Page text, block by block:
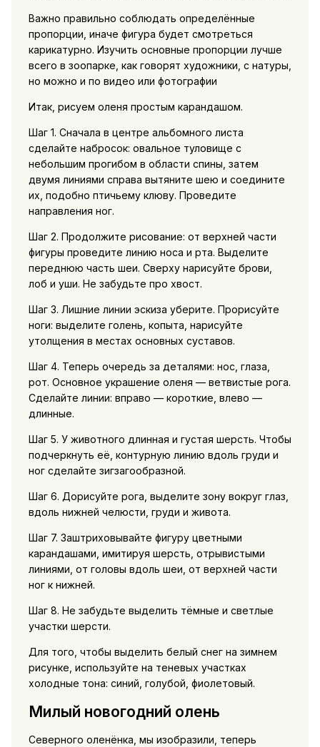
Важно правильно соблюдать определённые
пропорции, иначе фигура будет смотреться
карикатурно. Изучить основные пропорции лучше
всего в зоопарке, как говорят художники, с натуры,
но можно и по видео или фотографии
Итак, рисуем оленя простым карандашом.
Шаг 1. Сначала в центре альбомного листа
сделайте набросок: овальное туловище с
небольшим прогибом в области спины, затем
двумя линиями справа вытяните шею и соедините
их, подобно птичьему клюву. Проведите
направления ног.
Шаг 2. Продолжите рисование: от верхней части
фигуры проведите линию носа и рта. Выделите
переднюю часть шеи. Сверху нарисуйте брови,
лоб и уши. Не забудьте про хвост.
Шаг 3. Лишние линии эскиза уберите. Прорисуйте
ноги: выделите голень, копыта, нарисуйте
утолщения в местах основных суставов.
Шаг 4. Теперь очередь за деталями: нос, глаза,
рот. Основное украшение оленя — ветвистые рога.
Сделайте линии: вправо — короткие, влево —
длинные.
Шаг 5. У животного длинная и густая шерсть. Чтобы
подчеркнуть её, контурную линию вдоль груди и
ног сделайте зигзагообразной.
Шаг 6. Дорисуйте рога, выделите зону вокруг глаз,
вдоль нижней челюсти, груди и живота.
Шаг 7. Заштриховывайте фигуру цветными
карандашами, имитируя шерсть, отрывистыми
линиями, от головы вдоль шеи, от верхней части
ног к нижней.
Шаг 8. Не забудьте выделить тёмные и светлые
участки шерсти.
Для того, чтобы выделить белый снег на зимнем
рисунке, используйте на теневых участках
холодные тона: синий, голубой, фиолетовый.
Милый новогодний олень
Северного оленёнка, мы изобразили, теперь